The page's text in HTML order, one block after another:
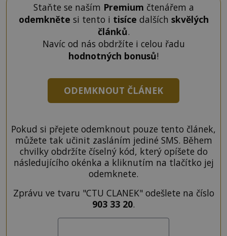
Staňte se naším Premium čtenářem a
odemkněte si tento i tisíce dalších skvělých
článků.
Navíc od nás obdržíte i celou řadu
hodnotných bonusů!
ODEMKNOUT ČLÁNEK
Pokud si přejete odemknout pouze tento článek,
můžete tak učinit zasláním jediné SMS. Během
chvilky obdržíte číselný kód, který opíšete do
následujícího okénka a kliknutím na tlačítko jej
odemknete.
Zprávu ve tvaru "CTU CLANEK" odešlete na číslo
903 33 20.